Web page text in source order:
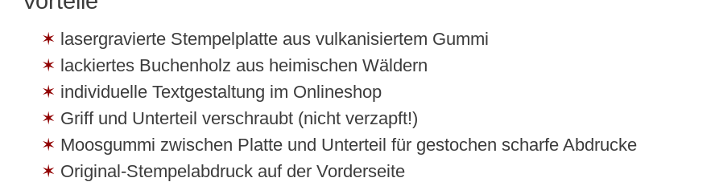
lasergravierte Stempelplatte aus vulkanisiertem Gummi
lackiertes Buchenholz aus heimischen Wäldern
individuelle Textgestaltung im Onlineshop
Griff und Unterteil verschraubt (nicht verzapft!)
Moosgummi zwischen Platte und Unterteil für gestochen scharfe Abdrucke
Original-Stempelabdruck auf der Vorderseite